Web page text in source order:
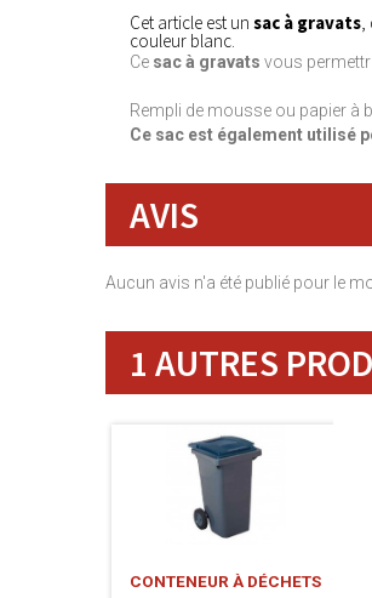
Cet article est un sac à gravats,
couleur blanc.
Ce sac à gravats vous
Rempli de mousse ou papier à
Ce sac est également utilisé
AVIS
Aucun avis n'a été publié pour le
1 AUTRES
CONTENEUR À DÉCHETS